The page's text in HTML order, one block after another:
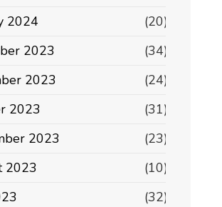
2024
(20)
2023
(34)
2023
(24)
2023
(31)
2023
(23)
2023
(10)
(32)